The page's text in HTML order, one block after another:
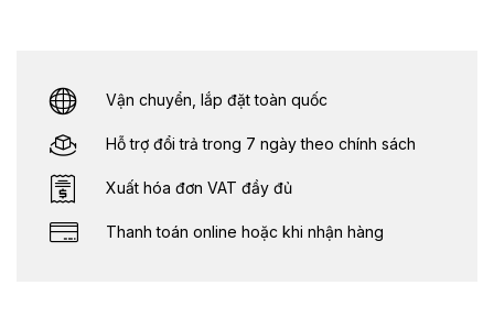
Vận chuyển, lắp đặt toàn quốc
Hỗ trợ đổi trả trong 7 ngày theo chính sách
Xuất hóa đơn VAT đầy đủ
Thanh toán online hoặc khi nhận hàng